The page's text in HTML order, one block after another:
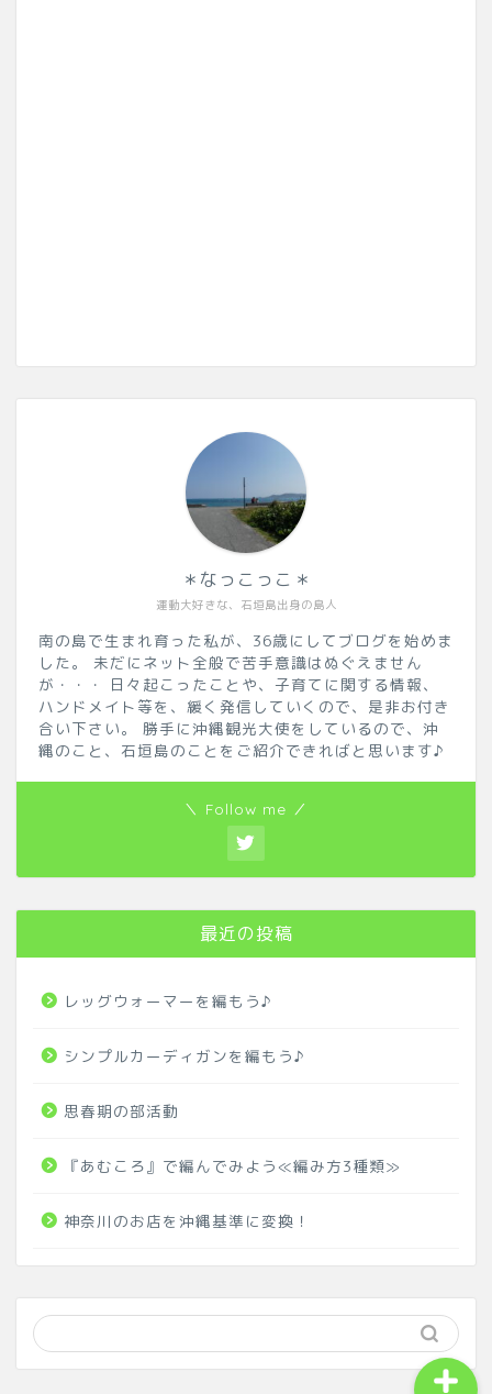
運動大好きな、石垣島出身の島人
＊なっこっこ＊
南の島で生まれ育った私が、36歳にしてブログを始めま
した。 未だにネット全般で苦手意識はぬぐえません
が・・・ 日々起こったことや、子育てに関する情報、
ハンドメイト等を、緩く発信していくので、是非お付き
合い下さい。 勝手に沖縄観光大使をしているので、沖
縄のこと、石垣島のことをご紹介できればと思います♪
＼ Follow me ／
最近の投稿
レッグウォーマーを編もう♪
シンプルカーディガンを編もう♪
思春期の部活動
『あむころ』で編んでみよう≪編み方3種類≫
神奈川のお店を沖縄基準に変換！
四姉妹の毎日
アウトドア